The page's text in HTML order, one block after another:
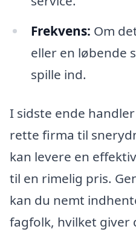
Frekvens: Om
eller en løbende
spille ind.
I sidste ende
rette firma til
kan levere en
til en rimelig pris.
kan du nemt
fagfolk, hvilket giver